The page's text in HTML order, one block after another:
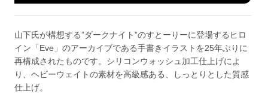
山下氏が構想する”ダークナイト”のすとーりーに登場するヒロ
イン「Eve」のアーカイブである手書きイラストを25年ぶりに
再構成されたものです。シリコンウォッシュ加工仕上げによ
り、ヘビーウェイトの素材を高級感ある、しっとりとした質感
仕上げ。